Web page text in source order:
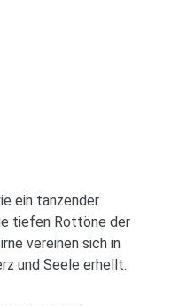
ein tanzender
tiefen Rottöne der
vereinen sich in
und Seele erhellt.